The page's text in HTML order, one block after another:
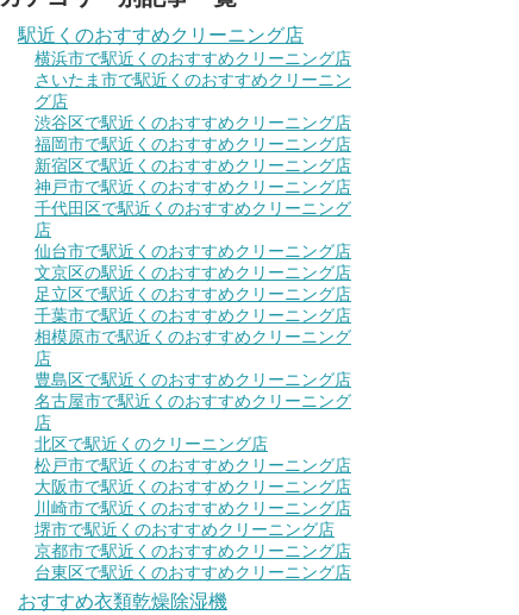
駅近くのおすすめクリーニング店
横浜市で駅近くのおすすめクリーニング店
さいたま市で駅近くのおすすめクリーニン
グ店
渋谷区で駅近くのおすすめクリーニング店
福岡市で駅近くのおすすめクリーニング店
新宿区で駅近くのおすすめクリーニング店
神戸市で駅近くのおすすめクリーニング店
千代田区で駅近くのおすすめクリーニング
店
仙台市で駅近くのおすすめクリーニング店
文京区の駅近くのおすすめクリーニング店
足立区で駅近くのおすすめクリーニング店
千葉市で駅近くのおすすめクリーニング店
相模原市で駅近くのおすすめクリーニング
店
豊島区で駅近くのおすすめクリーニング店
名古屋市で駅近くのおすすめクリーニング
店
北区で駅近くのクリーニング店
松戸市で駅近くのおすすめクリーニング店
大阪市で駅近くのおすすめクリーニング店
川崎市で駅近くのおすすめクリーニング店
堺市で駅近くのおすすめクリーニング店
京都市で駅近くのおすすめクリーニング店
台東区で駅近くのおすすめクリーニング店
おすすめ衣類乾燥除湿機